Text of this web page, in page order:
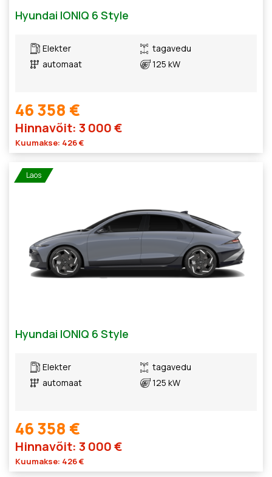
Hyundai IONIQ 6 Style
Elekter
automaat
tagavedu
125 kW
46 358 €
Hinnavõit: 3 000 €
Kuumakse: 426 €
Laos
Hyundai IONIQ 6 Style
Elekter
automaat
tagavedu
125 kW
46 358 €
Hinnavõit: 3 000 €
Kuumakse: 426 €